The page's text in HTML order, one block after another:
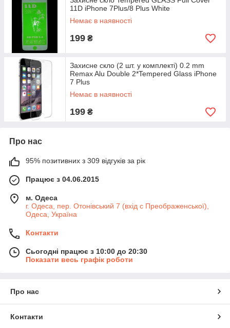
11D iPhone 7Plus/8 Plus White
Немає в наявності
199 ₴
Захисне скло (2 шт. у комплекті) 0.2 mm
Remax Alu Double 2*Tempered Glass iPhone
7 Plus
Немає в наявності
199 ₴
Про нас
95% позитивних з 309 відгуків за рік
Працює з 04.06.2015
м. Одеса
г. Одеса, пер. Отонівський 7 (вхід с Преображенської),
Одеса, Україна
Контакти
Сьогодні працює з 10:00 до 20:30
Показати весь графік роботи
Про нас
Контакти